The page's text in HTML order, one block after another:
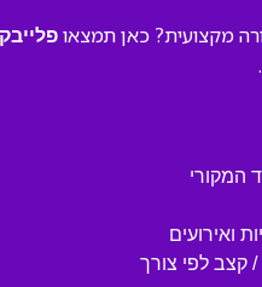
מקצועית? כאן תמצאו
המקורי
ואירועים
קצב לפי צורך